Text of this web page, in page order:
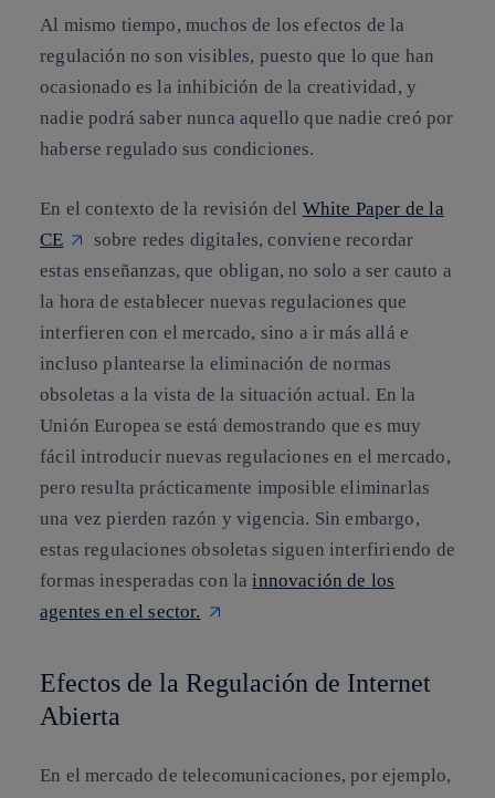
Al mismo tiempo, muchos de los efectos de la
regulación no son visibles, puesto que lo que han
ocasionado es la inhibición de la creatividad, y
nadie podrá saber nunca aquello que nadie creó por
haberse regulado sus condiciones.
En el contexto de la revisión del White Paper de la
CE
sobre redes digitales, conviene recordar
estas enseñanzas, que obligan, no solo a ser cauto a
la hora de establecer nuevas regulaciones que
interfieren con el mercado, sino a ir más allá e
incluso plantearse la eliminación de normas
obsoletas a la vista de la situación actual. En la
Unión Europea se está demostrando que es muy
fácil introducir nuevas regulaciones en el mercado,
pero resulta prácticamente imposible eliminarlas
una vez pierden razón y vigencia. Sin embargo,
estas regulaciones obsoletas siguen interfiriendo de
formas inesperadas con la innovación de los
agentes en el sector.
Efectos de la Regulación de Internet
Abierta
En el mercado de telecomunicaciones, por ejemplo,